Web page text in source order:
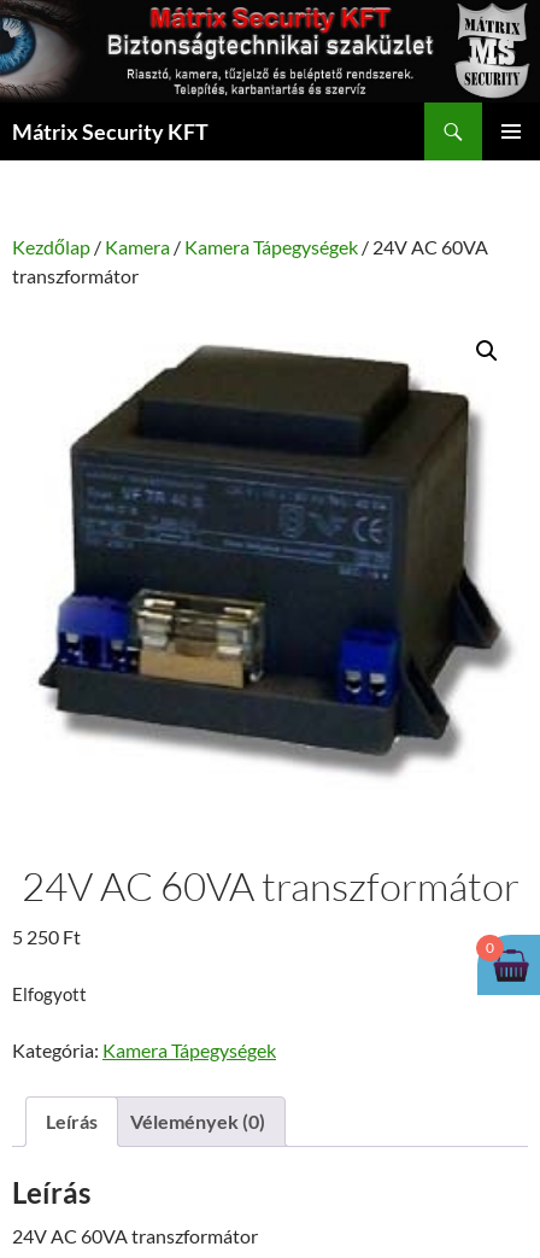
Kilépés
tartalomba
Mátrix Security KFT
Kezdőlap / Kamera / Kamera Tápegységek / 24V AC 60VA
transzformátor
24V AC 60VA transzformátor
5 250 Ft
Elfogyott
Kategória: Kamera Tápegységek
Leírás Vélemények (0)
Leírás
24V AC 60VA transzformátor
0